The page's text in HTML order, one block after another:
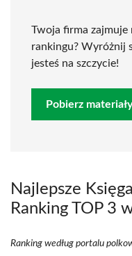
Twoja firma
rankingu? Wyróżnij
jesteś na szczycie!
Pobierz
Najlepsze
Ranking TOP 3
Ranking według portalu